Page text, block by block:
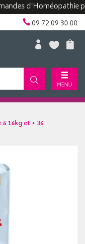
d'Homéopathie
09 72 09 30 00
MENU
16kg et + 36